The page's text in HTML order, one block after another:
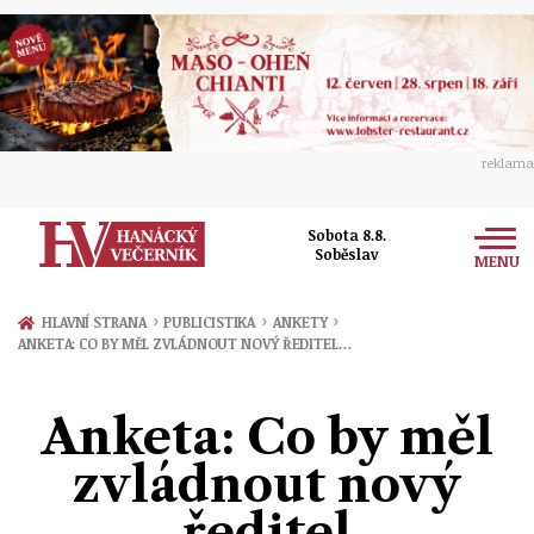
reklama
Sobota 8.8.
Soběslav
MENU
Zprávy
Prostějov
Přerov
Politika
Ekonomika
Kultura
Hudba
Společnost
HLAVNÍ STRANA › PUBLICISTIKA › ANKETY ›
ANKETA: CO BY MĚL ZVLÁDNOUT NOVÝ ŘEDITEL…
Anketa: Co by měl
zvládnout nový